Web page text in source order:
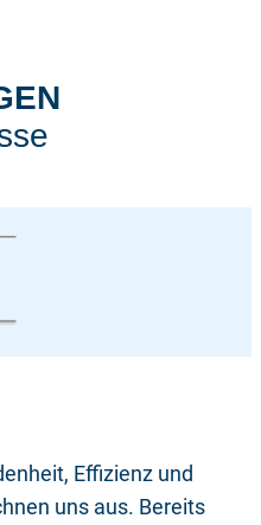
Effizienz und
uns aus. Bereits